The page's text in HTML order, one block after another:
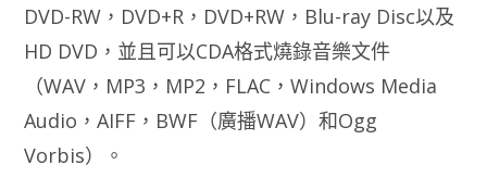
DVD-RW，DVD+R，DVD+RW，Blu-ray Disc以及
HD DVD，並且可以CDA格式燒錄音樂文件
（WAV，MP3，MP2，FLAC，Windows Media
Audio，AIFF，BWF（廣播WAV）和Ogg
Vorbis）。